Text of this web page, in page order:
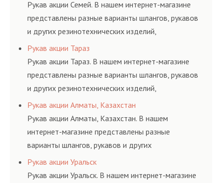
Рукав акции Семей. В нашем интернет-магазине
представлены разные варианты шлангов, рукавов
и других резинотехнических изделий,
соответствующих ГОСТам, техническим условиям
и нормативам.
Рукав акции Тараз
Рукав акции Тараз. В нашем интернет-магазине
представлены разные варианты шлангов, рукавов
и других резинотехнических изделий,
соответствующих ГОСТам, техническим условиям
и нормативам.
Рукав акции Алматы, Казахстан
Рукав акции Алматы, Казахстан. В нашем
интернет-магазине представлены разные
варианты шлангов, рукавов и других
резинотехнических изделий, соответствующих
ГОСТам, техническим условиям и нормативам.
Рукав акции Уральск
Рукав акции Уральск. В нашем интернет-магазине